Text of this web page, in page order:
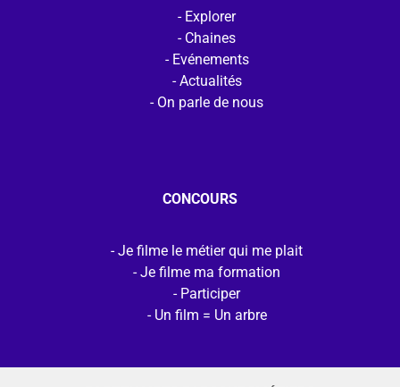
Explorer
Chaines
Evénements
Actualités
On parle de nous
CONCOURS
Je filme le métier qui me plait
Je filme ma formation
Participer
Un film = Un arbre